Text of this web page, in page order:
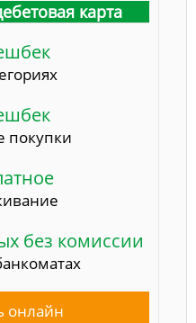
карта
покупки
без комиссии
онлайн